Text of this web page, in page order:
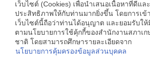
เว็บไซต์ (Cookies) เพื่อนำเสนอเนื้อหาที่ดีแล
ประสิทธิภาพให้กับท่านมากยิ่งขึ้น โดยการเข้
เว็บไซต์นี้ถือว่าท่านได้อนุญาต และยอมรับให้
ตามนโยบายการใช้คุ้กกี้ของสำนักงานสภาเก
ชาติ โดยสามารถศึกษารายละเอียดจาก
นโยบายการคุ้มครองข้อมูลส่วนบุคคล
Hide
chaty